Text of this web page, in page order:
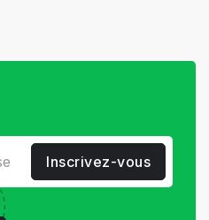
Inscrivez-vous